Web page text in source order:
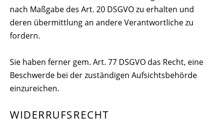
nach Maßgabe des Art. 20 DSGVO zu erhalten und
deren übermittlung an andere Verantwortliche zu
fordern.
Sie haben ferner gem. Art. 77 DSGVO das Recht, eine
Beschwerde bei der zuständigen Aufsichtsbehörde
einzureichen.
WIDERRUFSRECHT